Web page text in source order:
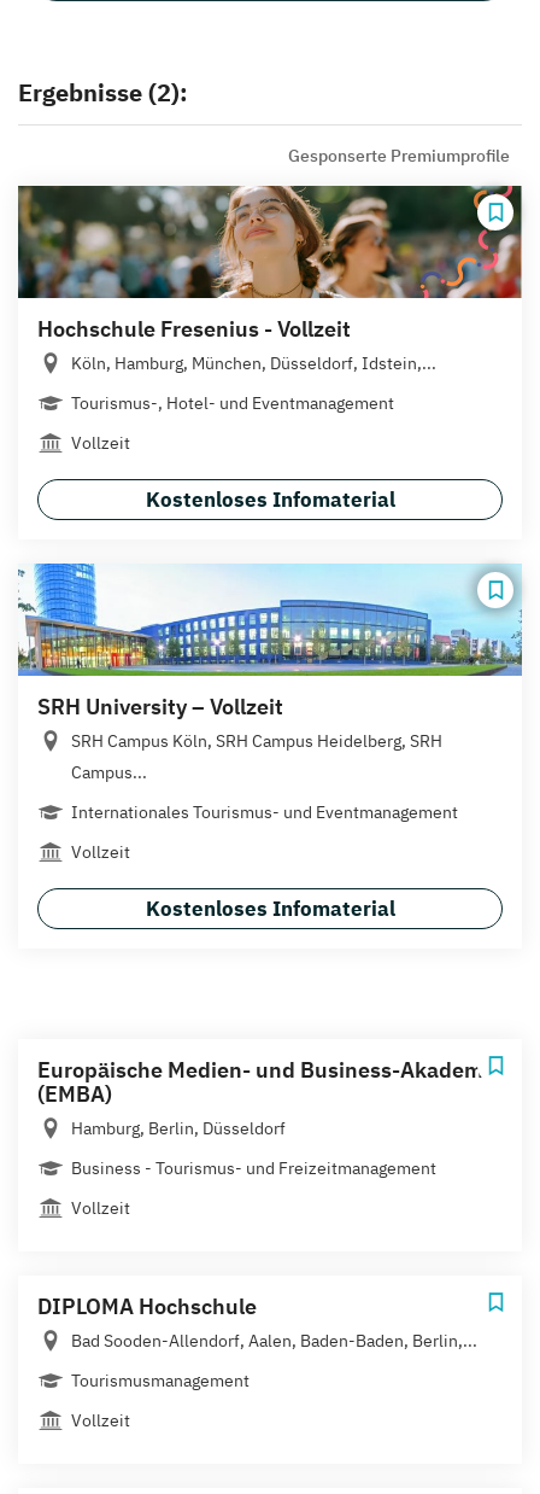
Ergebnisse (2):
Gesponserte Premiumprofile
Hochschule Fresenius - Vollzeit
Köln, Hamburg, München, Düsseldorf, Idstein,...
Tourismus-, Hotel- und Eventmanagement
Vollzeit
Kostenloses Infomaterial
SRH University – Vollzeit
SRH Campus Köln, SRH Campus Heidelberg, SRH
Campus...
Internationales Tourismus- und Eventmanagement
Vollzeit
Kostenloses Infomaterial
Europäische Medien- und Business-Akademie
(EMBA)
Hamburg, Berlin, Düsseldorf
Business - Tourismus- und Freizeitmanagement
Vollzeit
DIPLOMA Hochschule
Bad Sooden-Allendorf, Aalen, Baden-Baden, Berlin,...
Tourismusmanagement
Vollzeit